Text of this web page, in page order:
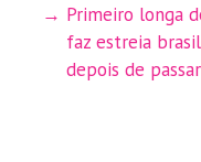
Primeiro longa
faz estreia
depois de